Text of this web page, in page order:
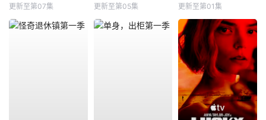
更新至第07集 更新至第05集 更新至第01集